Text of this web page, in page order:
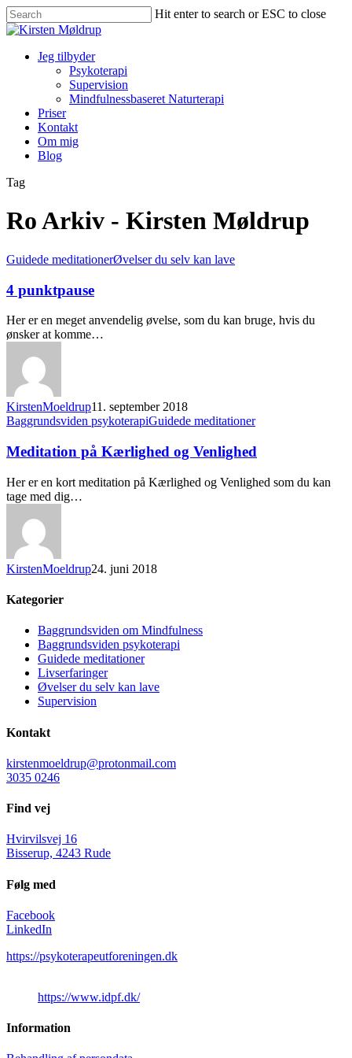
Hit enter to search or ESC to close
Jeg tilbyder
Psykoterapi
Supervision
Mindfulnessbaseret Naturterapi
Priser
Kontakt
Om mig
Blog
Tag
Ro Arkiv - Kirsten Møldrup
Guidede meditationerØvelser du selv kan lave
4 punktpause
Her er en meget anvendelig øvelse, som du kan bruge, hvis du
ønsker at komme…
KirstenMoeldrup11. september 2018
Baggrundsviden psykoterapiGuidede meditationer
Meditation på Kærlighed og Venlighed
Her er en kort meditation på Kærlighed og Venlighed som du kan
tage med dig…
KirstenMoeldrup24. juni 2018
Kategorier
Baggrundsviden om Mindfulness
Baggrundsviden psykoterapi
Guidede meditationer
Livserfaringer
Øvelser du selv kan lave
Supervision
Kontakt
kirstenmoeldrup@protonmail.com
3035 0246
Find vej
Hvirvilsvej 16
Bisserup, 4243 Rude
Følg med
Facebook
LinkedIn
https://psykoterapeutforeningen.dk
https://www.idpf.dk/
Information